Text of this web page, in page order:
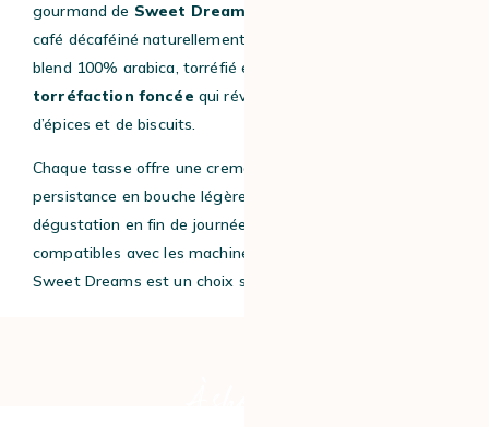
gourmand de Sweet Dreams
café décaféiné naturellement au CO₂ et certifié bio. Ce
blend 100% arabica, torréfié en Italie, séduit par sa
torréfaction foncée qui révèle de délicieuses notes
d’épices et de biscuits.
Chaque tasse offre une crema onctueuse et une
persistance en bouche légère, parfaite pour une
dégustation en fin de journée. Conditionnées en capsules
compatibles avec les machines Nespresso® Original,
Sweet Dreams est un choix savoureux et responsable.